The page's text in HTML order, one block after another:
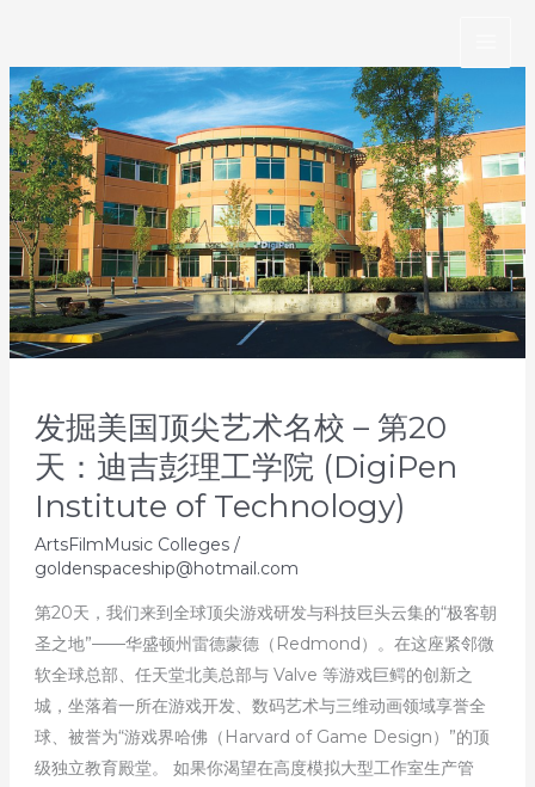
content
发掘美国顶尖艺术名校 – 第20
天：迪吉彭理工学院 (DigiPen
Institute of Technology)
ArtsFilmMusic Colleges/
goldenspaceship@hotmail.com
第20天，我们来到全球顶尖游戏研发与科技巨头云集的“极客朝
圣之地”——华盛顿州雷德蒙德（Redmond）。在这座紧邻微
软全球总部、任天堂北美总部与 Valve 等游戏巨鳄的创新之
城，坐落着一所在游戏开发、数码艺术与三维动画领域享誉全
球、被誉为“游戏界哈佛（Harvard of Game Design）”的顶
级独立教育殿堂。 如果你渴望在高度模拟大型工作室生产管